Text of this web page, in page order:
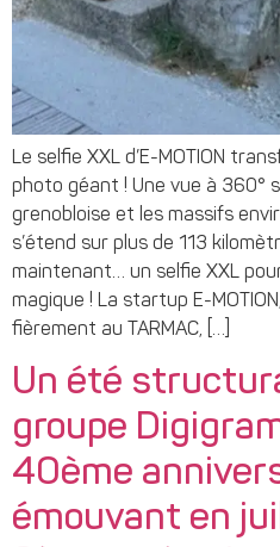
Le selfie XXL d’E-MOTION
photo géant ! Une vue à 360°
grenobloise et les massifs
s’étend sur plus de 113
maintenant… un selfie XXL
magique ! La startup E-
fièrement au TARMAC, […]
Un été
groupe
40ème
émouvant en